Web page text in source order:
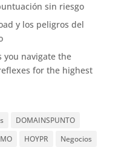
sin riesgo
y los peligros del
you navigate the
for the highest
DOMAINSPUNTO
HOYPR Negocios